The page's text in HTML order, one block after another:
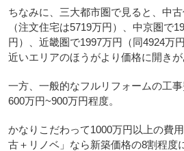
ちなみに、三大都市圏で見ると、中
（注文住宅は5719万円）、中京圏で
円）、近畿圏で1997万円（同4924万
近いエリアのほうがより価格に開きが
一方、一般的なフルリフォームの工
600万円~900万円程度。
かなりこだわって1000万円以上の費
古＋リノベ」なら新築価格の8割程度